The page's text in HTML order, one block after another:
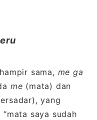
sama, me ga
me (mata) dan
yang
saya sudah